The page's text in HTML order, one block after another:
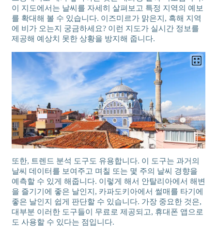
이 지도에서는 날씨를 자세히 살펴보고 특정 지역의 예보
를 확대해 볼 수 있습니다. 이즈미르가 맑은지, 흑해 지역
에 비가 오는지 궁금하세요? 이런 지도가 실시간 정보를
제공해 예상치 못한 상황을 방지해 줍니다.
또한, 트렌드 분석 도구도 유용합니다. 이 도구는 과거의
날씨 데이터를 보여주고 며칠 또는 몇 주의 날씨 경향을
예측할 수 있게 해줍니다. 이렇게 해서 안탈리아에서 해변
을 즐기기에 좋은 날인지, 카파도키아에서 썰매를 타기에
좋은 날인지 쉽게 판단할 수 있습니다. 가장 중요한 것은,
대부분 이러한 도구들이 무료로 제공되고, 휴대폰 앱으로
도 사용할 수 있다는 점입니다.